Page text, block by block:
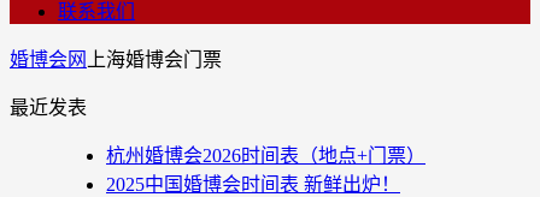
联系我们
婚博会网 上海婚博会门票
最近发表
杭州婚博会2026时间表（地点+门票）
2025中国婚博会时间表 新鲜出炉！